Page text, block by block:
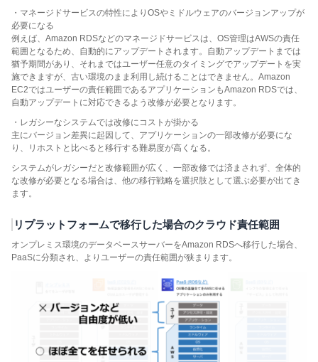
・マネージドサービスの特性によりOSやミドルウェアのバージョンアップが
必要になる
例えば、Amazon RDSなどのマネージドサービスは、OS管理はAWSの責任
範囲となるため、自動的にアップデートされます。自動アップデートまでは
猶予期間があり、それまではユーザー任意のタイミングでアップデートを実
施できますが、古い環境のまま利用し続けることはできません。Amazon
EC2ではユーザーの責任範囲であるアプリケーションもAmazon RDSでは、
自動アップデートに対応できるよう改修が必要となります。
・レガシーなシステムでは改修にコストが掛かる
主にバージョン差異に起因して、アプリケーションの一部改修が必要にな
り、リホストと比べると移行する難易度が高くなる。
システムがレガシーだと改修範囲が広く、一部改修では済まされず、全体的
な改修が必要となる場合は、他の移行戦略を選択肢として選ぶ必要が出てき
ます。
リプラットフォームで移行した場合のクラウド責任範囲
オンプレミス環境のデータベースサーバーをAmazon RDSへ移行した場合、
PaaSに分類され、よりユーザーの責任範囲が狭まります。